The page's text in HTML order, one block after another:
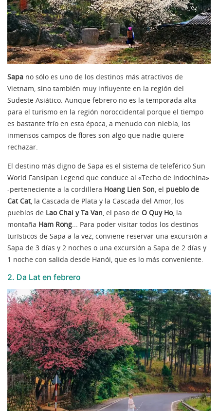
Sapa no sólo es uno de los destinos más atractivos de
Vietnam, sino también muy influyente en la región del
Sudeste Asiático. Aunque febrero no es la temporada alta
para el turismo en la región noroccidental porque el tiempo
es bastante frío en esta época, a menudo con niebla, los
inmensos campos de flores son algo que nadie quiere
rechazar.
El destino más digno de Sapa es el sistema de teleférico Sun
World Fansipan Legend que conduce al «Techo de Indochina»
-perteneciente a la cordillera Hoang Lien Son, el pueblo de
Cat Cat, la Cascada de Plata y la Cascada del Amor, los
pueblos de Lao Chai y Ta Van, el paso de O Quy Ho, la
montaña Ham Rong... Para poder visitar todos los destinos
turísticos de Sapa a la vez, conviene reservar una excursión a
Sapa de 3 días y 2 noches o una excursión a Sapa de 2 días y
1 noche con salida desde Hanói, que es lo más conveniente.
2. Da Lat en febrero